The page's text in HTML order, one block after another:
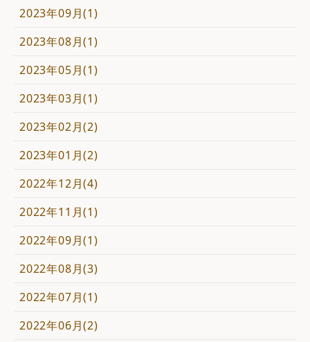
2023年09月(1)
2023年08月(1)
2023年05月(1)
2023年03月(1)
2023年02月(2)
2023年01月(2)
2022年12月(4)
2022年11月(1)
2022年09月(1)
2022年08月(3)
2022年07月(1)
2022年06月(2)